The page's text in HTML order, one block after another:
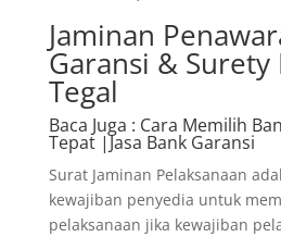
Jaminan
Garansi & Surety
Tegal
Baca Juga : Cara Memilih
Tepat |Jasa Bank Garansi
Surat Jaminan Pelaksanaan
kewajiban penyedia untuk
pelaksanaan jika kewajiban